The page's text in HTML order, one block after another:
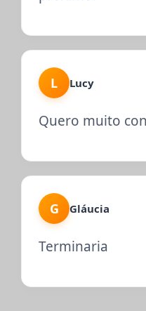
L Lucy
Quero muito
G Gláucia
Terminaria